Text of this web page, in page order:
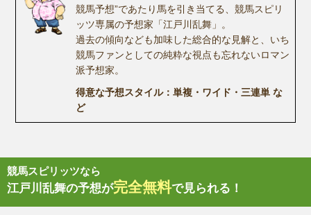
競馬予想”であたり馬を引き当てる、競馬スピリ
ッツ専属の予想家「江戸川乱舞」。
過去の傾向なども加味した総合的な見解と、いち
競馬ファンとしての純粋な視点も忘れないロマン
派予想家。
得意な予想スタイル：単複・ワイド・三連単 な
ど
競馬スピリッツなら
江戸川乱舞の予想が完全無料で見られる！